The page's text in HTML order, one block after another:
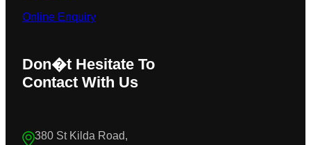
Online Enquiry
Don�t Hesitate To
Contact With Us
380 St Kilda Road,